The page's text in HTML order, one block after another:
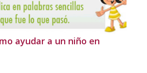
ayudar a un niño en